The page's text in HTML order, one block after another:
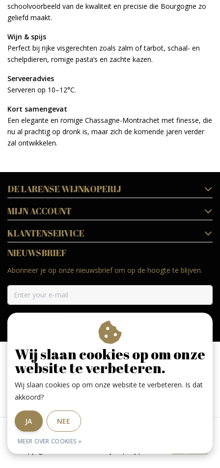
schoolvoorbeeld van de kwaliteit en precisie die Bourgogne zo
geliefd maakt.
Wijn & spijs
Perfect bij rijke visgerechten zoals zalm of tarbot, schaal- en
schelpdieren, romige pasta’s en zachte kazen.
Serveeradvies
Serveren op 10–12°C.
Kort samengevat
Een elegante en romige Chassagne-Montrachet met finesse, die
nu al prachtig op dronk is, maar zich de komende jaren verder
zal ontwikkelen.
DE LARENSE WIJNKOPERIJ
MIJN ACCOUNT
KLANTENSERVICE
NIEUWSBRIEF
Abonneer je op onze nieuwsbrief om op de hoogte te blijven.
Geniet, maar drink met mate. Geen 18 geen alcohol
Algemene voorwaarden
© Copyright 2026 - De Larense wijnkoperij | Realisatie InStijl Media
Wij slaan cookies op om onze
website te verbeteren.
Wij slaan cookies op om onze website te verbeteren. Is dat
akkoord?
JA NEE
MEER OVER COOKIES »